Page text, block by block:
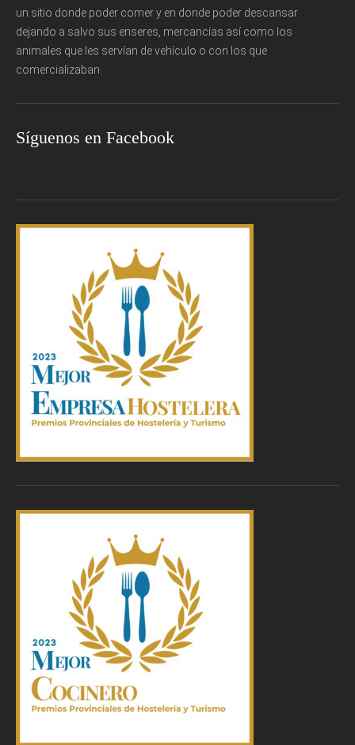
un sitio donde poder comer y en donde poder descansar
dejando a salvo sus enseres, mercancías así como los
animales que les servían de vehículo o con los que
comercializaban.
Síguenos en Facebook